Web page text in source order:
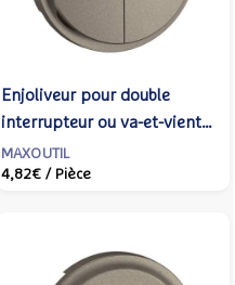
Enjoliveur pour double
interrupteur ou va-et-vient
Céliane - Titanium -
LEGRAND - CT2001
MAXOUTIL
4,82€ / Pièce